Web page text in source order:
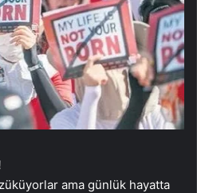
ama günlük hayatta